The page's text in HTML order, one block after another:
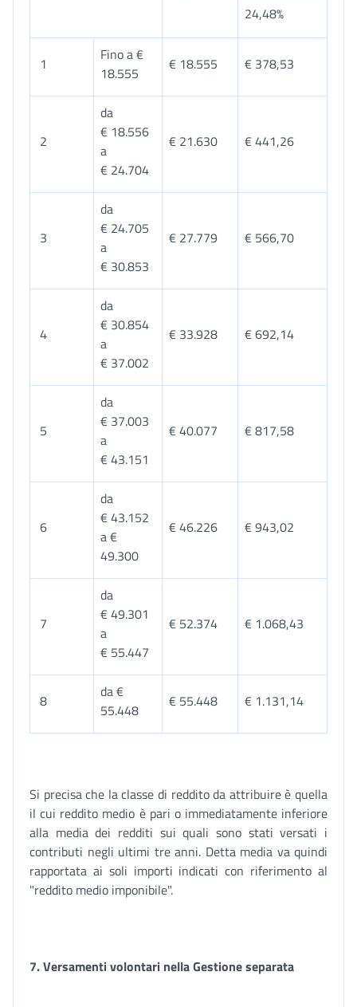
24,48%
1
Fino a €
18.555
€ 18.555 € 378,53
2
da
€ 18.556
a
€ 24.704
€ 21.630 € 441,26
3
da
€ 24.705
a
€ 30.853
€ 27.779 € 566,70
4
da
€ 30.854
a
€ 37.002
€ 33.928 € 692,14
5
da
€ 37.003
a
€ 43.151
€ 40.077 € 817,58
6
da
€ 43.152
a €
49.300
€ 46.226 € 943,02
7
da
€ 49.301
a
€ 55.447
€ 52.374 € 1.068,43
8
da €
55.448
€ 55.448 € 1.131,14
Si precisa che la classe di reddito da attribuire è quella
il cui reddito medio è pari o immediatamente inferiore
alla media dei redditi sui quali sono stati versati i
contributi negli ultimi tre anni. Detta media va quindi
rapportata ai soli importi indicati con riferimento al
"reddito medio imponibile".
7. Versamenti volontari nella Gestione separata